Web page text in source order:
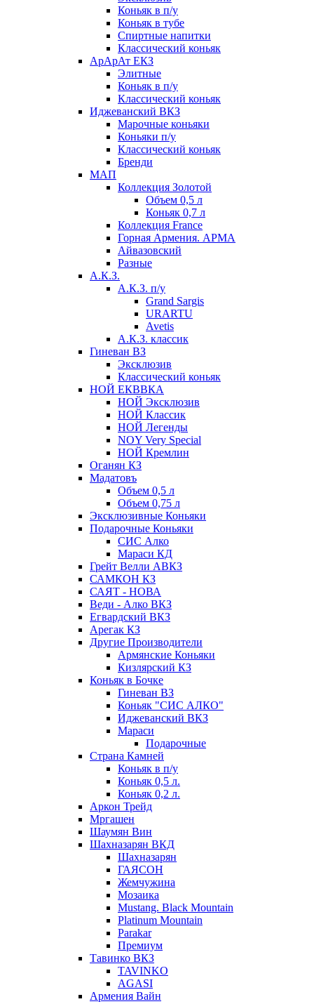
Коньяк в п/у
Коньяк в тубе
Спиртные напитки
Классический коньяк
АрАрАт ЕКЗ
Элитные
Коньяк в п/у
Классический коньяк
Иджеванский ВКЗ
Марочные коньяки
Коньяки п/у
Классический коньяк
Бренди
МАП
Коллекция Золотой
Объем 0,5 л
Коньяк 0,7 л
Коллекция France
Горная Армения. АРМА
Айвазовский
Разные
А.К.З.
А.К.З. п/у
Grand Sargis
URARTU
Avetis
А.К.З. классик
Гиневан ВЗ
Эксклюзив
Классический коньяк
НОЙ ЕКВВКА
НОЙ Эксклюзив
НОЙ Классик
НОЙ Легенды
NOY Very Speсial
НОЙ Кремлин
Оганян КЗ
Мадатовъ
Объем 0,5 л
Объем 0,75 л
Эксклюзивные Коньяки
Подарочные Коньяки
СИС Алко
Мараси КД
Грейт Велли АВКЗ
САМКОН КЗ
САЯТ - НОВА
Веди - Алко ВКЗ
Егвардский ВКЗ
Арегак КЗ
Другие Производители
Армянские Коньяки
Кизлярский КЗ
Коньяк в Бочке
Гиневан ВЗ
Коньяк "СИС АЛКО"
Иджеванский ВКЗ
Мараси
Подарочные
Страна Камней
Коньяк в п/у
Коньяк 0,5 л.
Коньяк 0,2 л.
Аркон Трейд
Мргашен
Шаумян Вин
Шахназарян ВКД
Шахназарян
ГАЯСОН
Жемчужина
Мозаика
Mustang. Black Mountain
Platinum Mountain
Parakar
Премиум
Тавинко ВКЗ
TAVINKO
AGASI
Армения Вайн